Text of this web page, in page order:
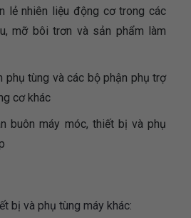
lẻ nhiên liệu động cơ trong các
mỡ bôi trơn và sản phẩm làm
phụ tùng và các bộ phận phụ trợ
cơ khác
buôn máy móc, thiết bị và phụ
bị và phụ tùng máy khác: